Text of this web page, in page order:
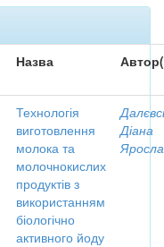
Назва
Технологія
виготовлення
молока та
молочнокислих
продуктів з
використанням
біологічно
активного йоду
Діана